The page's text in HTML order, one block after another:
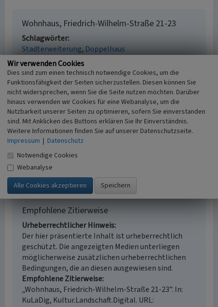
Wohnhaus, Friedrich-Wilhelm-Straße 21-23
Schlagwörter
Stadterweiterung Doppelhaus
Fachsicht(en)
Denkmalpflege
Erfassungsmaßstab
i.d.R. 1:5.000 (größer als 1:20.000)
Erfassungsmethode
Auswertung historischer Schriften, Auswertung
historischer Karten, Auswertung historischer Fotos,
Literaturauswertung, Geländebegehung/-
kartierung, Archivauswertung
Historischer Zeitraum
Beginn 1922
Empfohlene Zitierweise
Urheberrechtlicher Hinweis
Der hier präsentierte Inhalt ist urheberrechtlich
geschützt. Die angezeigten Medien unterliegen
möglicherweise zusätzlichen urheberrechtlichen
Bedingungen, die an diesen ausgewiesen sind.
Empfohlene Zitierweise
„Wohnhaus, Friedrich-Wilhelm-Straße 21-23”. In:
KuLaDig, Kultur.Landschaft.Digital. URL:
Wir verwenden Cookies
Dies sind zum einen technisch notwendige Cookies, um die
Funktionsfähigkeit der Seiten sicherzustellen. Diesen können Sie
nicht widersprechen, wenn Sie die Seite nutzen möchten. Darüber
hinaus verwenden wir Cookies für eine Webanalyse, um die
Nutzbarkeit unserer Seiten zu optimieren, sofern Sie einverstanden
sind. Mit Anklicken des Buttons erklären Sie Ihr Einverständnis.
Weitere Informationen finden Sie auf unserer Datenschutzseite.
Impressum | Datenschutz
Notwendige Cookies
Webanalyse